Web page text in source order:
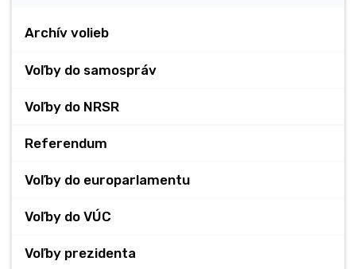
Archív volieb
Voľby do samospráv
Voľby do NRSR
Referendum
Voľby do europarlamentu
Voľby do VÚC
Voľby prezidenta